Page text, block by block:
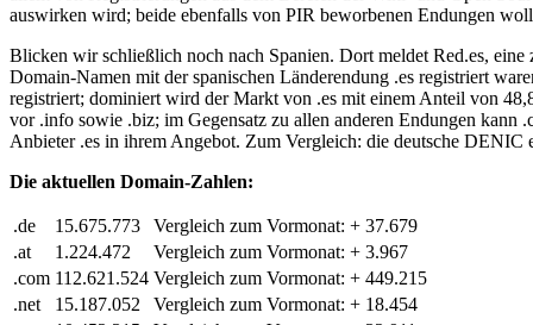
auswirken wird; beide ebenfalls von PIR beworbenen Endungen
Blicken wir schließlich noch nach Spanien. Dort meldet Red.es,
Domain-Namen mit der spanischen Länderendung .es registriert
registriert; dominiert wird der Markt von .es mit einem Anteil von
vor .info sowie .biz; im Gegensatz zu allen anderen Endungen kann
Anbieter .es in ihrem Angebot. Zum Vergleich: die deutsche DENIC
Die aktuellen Domain-Zahlen:
.de 15.675.773 Vergleich zum Vormonat: + 37.679
.at
1.224.472 Vergleich zum Vormonat: + 3.967
.com 112.621.524 Vergleich zum Vormonat: + 449.215
.net
15.187.052 Vergleich zum Vormonat: + 18.454